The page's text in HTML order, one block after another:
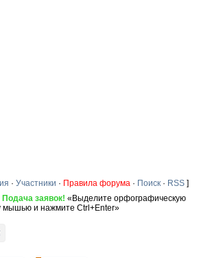
· Участники · Правила форума · Поиск · RSS ]
заявок! «Выделите орфографическую
мышью и нажмите Ctrl+Enter»